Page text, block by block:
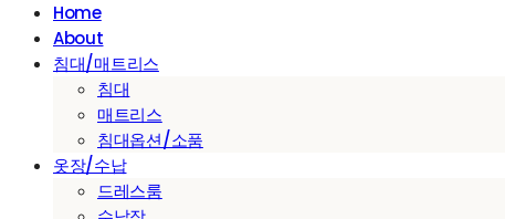
Home
About
침대/매트리스
침대
매트리스
침대옵션/소품
옷장/수납
드레스룸